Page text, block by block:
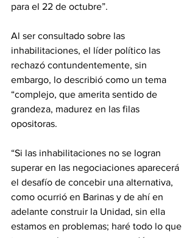
para el 22 de octubre”.
Al ser consultado sobre las
inhabilitaciones, el líder político las
rechazó contundentemente, sin
embargo, lo describió como un tema
“complejo, que amerita sentido de
grandeza, madurez en las filas
opositoras.
“Si las inhabilitaciones no se logran
superar en las negociaciones aparecerá
el desafío de concebir una alternativa,
como ocurrió en Barinas y de ahí en
adelante construir la Unidad, sin ella
estamos en problemas; haré todo lo que